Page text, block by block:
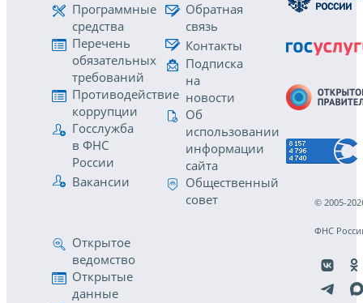
Программные
средства
Перечень
обязательных
требований
Противодействие
коррупции
Госслужба
в ФНС
России
Вакансии
Обратная
связь
Контакты
Подписка
на
новости
Об
использовании
информации
сайта
Общественный
совет
Открытое
ведомство
Открытые
данные
© 2005-
ФНС